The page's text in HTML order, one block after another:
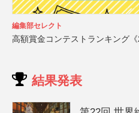
編集部セレクト
高額賞金コンテストランキング《
結果発表